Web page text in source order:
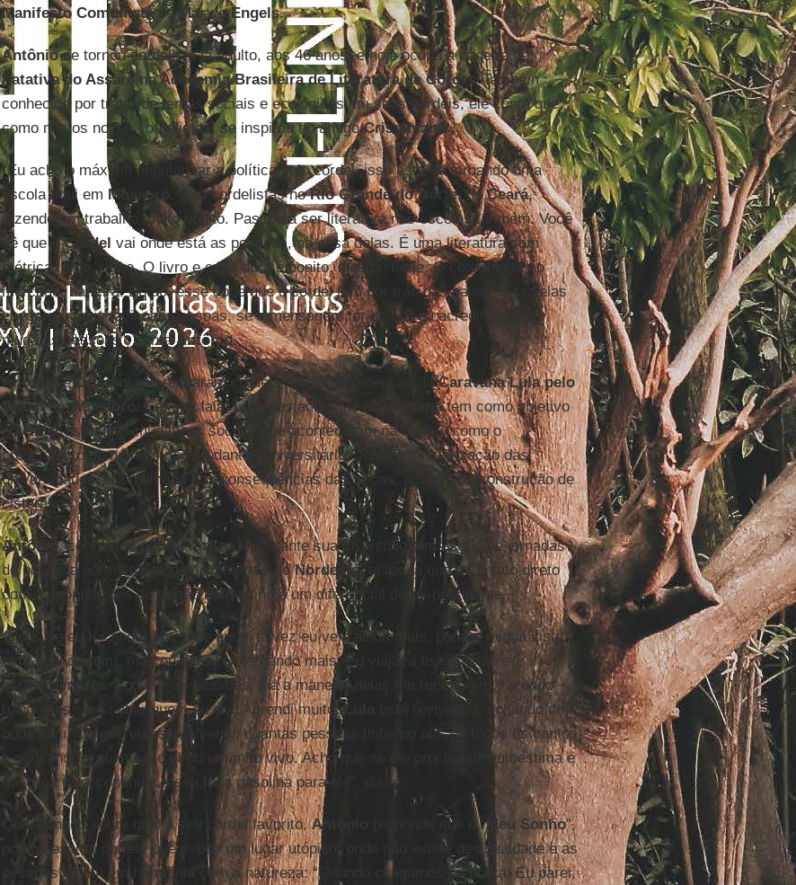
Manifesto ComunistadeMarxeEngels.
Antôniose tornou cordelista já adulto, aos 46 anos, e hoje ocupa a cadeira de
Patativa do Assaré na Academia Brasileira de Literatura de Cordel.Também
conhecido por tratar de temas sociais e ecológicos em seus cordéis, ele conta que,
como muitos novos cordelistas, se inspirou no amigoCrispiniano.
“Eu acho o máximo popularizar a política pelo cordel, isso está se tornando uma
escola aqui em Mossoró. Tem cordelistas noRio Grande do Norte, noCeará,
fazendo um trabalho muito bonito. Passou a ser literatura nas escolas também. Você
vê que oCordel vai onde está as pessoas, na casa delas. É uma literatura com
métrica, rima, ritmo. O livro e capa dura é bonito, mas distante. O cordel está no
mercado, na feira. Então, esse doce que o cordel tem por trás das palavras faz elas
chegarem mais fácil nas pessoas, se a mensagem for boa. E eu acredito que ele
muda as pessoas”, contaAntônio.
Antonio e Crispinianorecitaram cordéis no ato de recepção daCaravana Lula pelo
BrasilemMossoró. Em sua fala,Lula destacou que a Caravanatem como objetivo
entender as muitas mudanças sociais que aconteceram na região, como o
crescimento do número de estudantes universitários, com a interiorização das
universidades, e a melhoria das consequências das secas, através da construção de
cisternas.
Antônio, conhecido por ter realizado, durante sua juventude, uma série de jornadas
de bicicleta por milhares de quilômetros doNordeste,acredita que o contato direto
com as populações do sertão nordestino é um diferencial do ex-presidente.
“Hoje, se eu for andar por onde andei talvez eu veja ainda mais, porque minha vista
está ficando ruim, mas eu estou enxergando mais. Eu viajava fisicamente e
espiritualmente. Conheci as pessoas, via a maneira delas me receberem, fazendo
banquetes sem saber quem eu era. Aprendi muito.Lula
está revivendo, voltando de
onde saiu. Ontem, eu estava vendo quantas pessoas tinha no ato, de todos os cantos,
e pensando o quanto ele virou um mito vivo. Acho que se ele precisa de autoestima e
gasolina para continuar, essa foi a gasolina para ele”, disse.
Questionado sobre qual é seu cordel favorito,Antônio responde que é “Meu Sonho”,
poema escrito por ele que expõe um lugar utópico, onde não existe desigualdade e as
pessoas vivem em harmonia com a natureza: “Quando chegamos na praça/ Eu parei,